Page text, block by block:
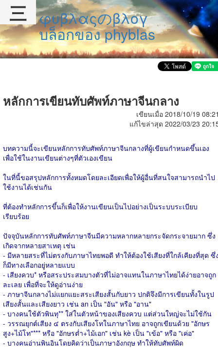
φυβλαςのβλογ
บล็อกของ phyblas
หลักการเขียนทับศัพท์ภาษาจีนกลาง
เขียนเมื่อ 2018/10/19
แก้ไขล่าสุด 2022/03/23
บทความนี้จะเขียนหลักการทับศัพท์ภาษาจีนกลางที่ผู้เขียนกำหนดขึ้นเอง
เพื่อใช้ในงานเขียนต่างๆที่ตัวเองเขียน
ในที่นี้ขอสรุปหลักการทั้งหมดโดยละเอียดเพื่อให้ผู้อื่นที่สนใจสามารถนำไป
ใช้งานได้เช่นกัน
ที่ต้องทำหลักการขึ้นก็เพื่อให้งานเขียนเป็นไปอย่างเป็นระบบระเบียบ
เรียบร้อย
ปัจจุบันหลักการทับศัพท์ภาษาจีนมีความหลากหลายกระจัดกระจายมาก ซึ่ง
เกิดจากหลายสาเหตุ เช่น
- มีหลายสระที่ไม่ตรงกับภาษาไทยพอดี ทำให้ต้องใช้เสียงที่ใกล้เคียงที่สุด ซึ่
ก็มีทางเลือกอยู่หลายแบบ
- เสียงควบ* หรือสระประสมบางตัวที่ไม่อาจแทนในภาษาไทยได้ง่ายอาจถูก
ละเลย เพื่อที่จะให้ดูอ่านง่าย
- ภาษาจีนกลางไม่แยกแยะสระเสียงสั้นกับยาว ปกติจึงมีการเขียนทั้งในรูป
เสียงสั้นและเสียงยาว เช่น an เป็น "อัน" หรือ "อาน"
- บางคนใช้ตัวพินทุ** ใส่ในตัวหน้าของเสียงควบ แต่ส่วนใหญ่จะไม่ใช้กัน
- วรรณยุกต์เสียง ๔ ตรงกับเสียงโทในภาษาไทย อาจถูกเขียนด้วย "อักษร
สูง+ไม้โท"*** หรือ "อักษรต่ำ+ไม้เอก" เช่น kè เป็น "เข้อ" หรือ "เค่อ"
- บางคนอ่านพินอินโดยคิดว่าเป็นภาษาอังกฤษ ทำให้ทับศัพท์ผิด
三